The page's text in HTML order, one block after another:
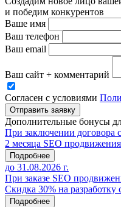
и победим конкурентов
Ваше имя
Ваш телефон
Ваш email
Ваш сайт + комментарий
Согласен с условиями
Отправить заявку
Дополнительные бонусы
При заключении договора
2 месяца SEO
Подробнее
до 31.08.2026 г.
При заказе SEO
Скидка 30% на разработку
Подробнее